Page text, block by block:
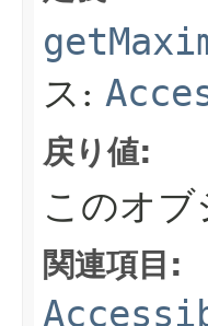
ス:
戻り値:
このオ
関連項目: